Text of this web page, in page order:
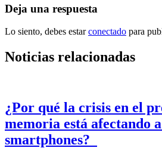
Deja una respuesta
Lo siento, debes estarconectado para
Noticias relacionadas
¿Por qué la crisis en el
memoria está afectando
smartphones?